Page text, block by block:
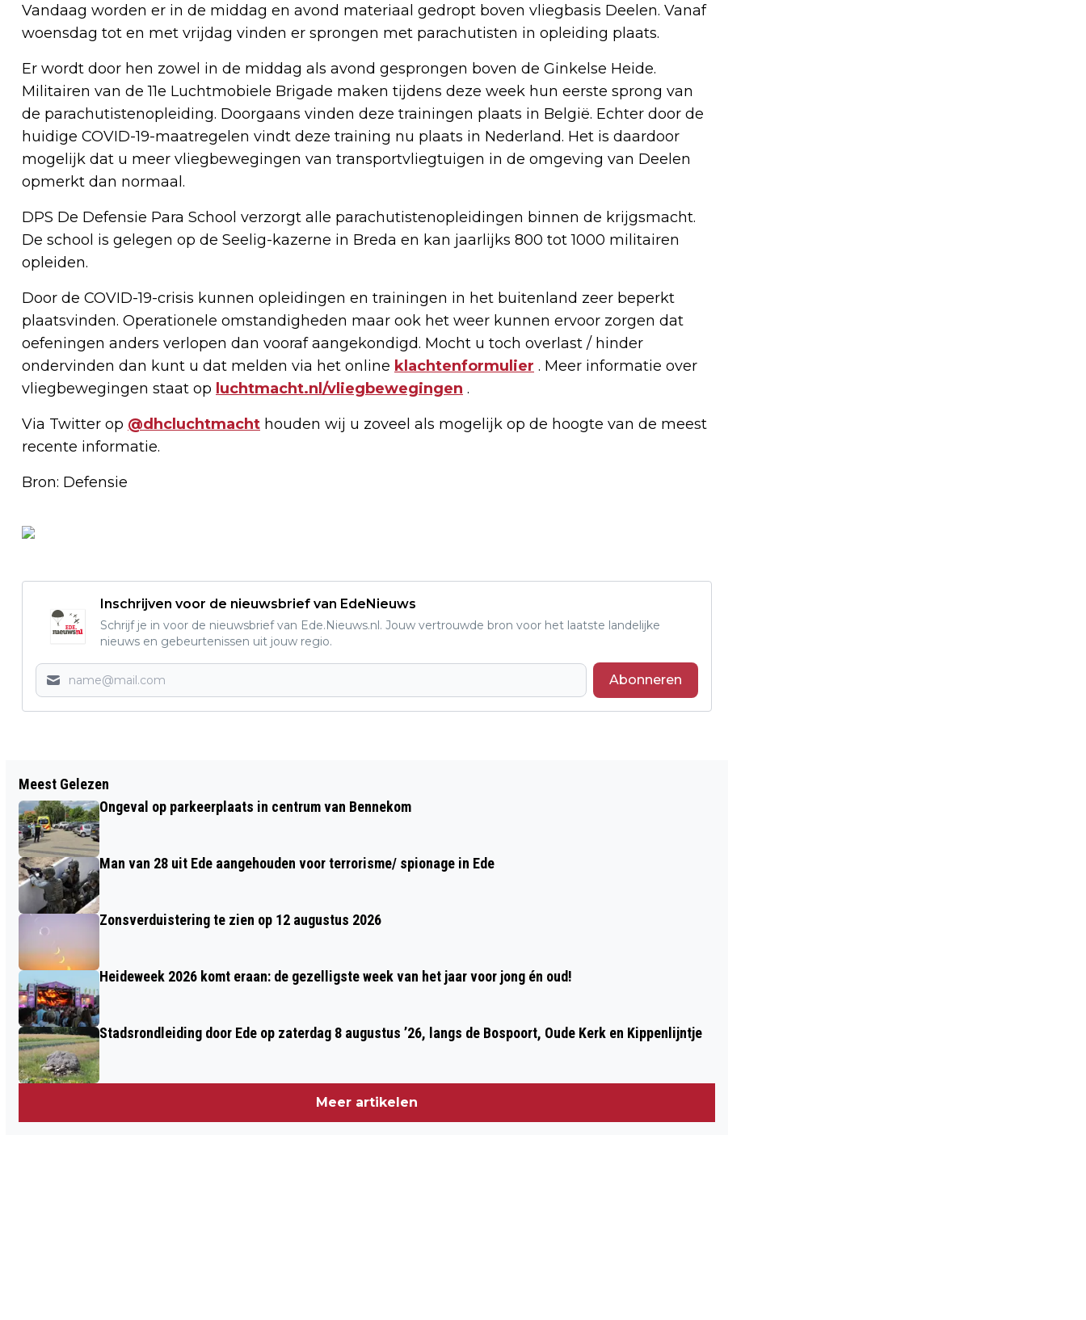
Vandaag worden er in de middag en avond materiaal gedropt boven vliegbasis Deelen. Vanaf
woensdag tot en met vrijdag vinden er sprongen met parachutisten in opleiding plaats.
Er wordt door hen zowel in de middag als avond gesprongen boven de Ginkelse Heide.
Militairen van de 11e Luchtmobiele Brigade maken tijdens deze week hun eerste sprong van
de parachutistenopleiding. Doorgaans vinden deze trainingen plaats in België. Echter door de
huidige COVID-19-maatregelen vindt deze training nu plaats in Nederland. Het is daardoor
mogelijk dat u meer vliegbewegingen van transportvliegtuigen in de omgeving van Deelen
opmerkt dan normaal.
DPS De Defensie Para School verzorgt alle parachutistenopleidingen binnen de krijgsmacht.
De school is gelegen op de Seelig-kazerne in Breda en kan jaarlijks 800 tot 1000 militairen
opleiden.
Door de COVID-19-crisis kunnen opleidingen en trainingen in het buitenland zeer beperkt
plaatsvinden. Operationele omstandigheden maar ook het weer kunnen ervoor zorgen dat
oefeningen anders verlopen dan vooraf aangekondigd. Mocht u toch overlast / hinder
ondervinden dan kunt u dat melden via het online klachtenformulier . Meer informatie over
vliegbewegingen staat op luchtmacht.nl/vliegbewegingen .
Via Twitter op @dhcluchtmacht houden wij u zoveel als mogelijk op de hoogte van de meest
recente informatie.
Bron: Defensie
Inschrijven voor de nieuwsbrief van EdeNieuws
Schrijf je in voor de nieuwsbrief van Ede.Nieuws.nl. Jouw vertrouwde bron voor het laatste landelijke
nieuws en gebeurtenissen uit jouw regio.
Abonneren
ZWARTE SPECHT LAAT ZICH ZIEN IN
BOOMTOP
GEZIEN IN ENERGIEBELEID
Meest Gelezen
Ongeval op parkeerplaats in centrum van Bennekom
Man van 28 uit Ede aangehouden voor terrorisme/ spionage in Ede
Zonsverduistering te zien op 12 augustus 2026
Heideweek 2026 komt eraan: de gezelligste week van het jaar voor jong én oud!
Stadsrondleiding door Ede op zaterdag 8 augustus ’26, langs de Bospoort, Oude Kerk en Kippenlijntje
Meer artikelen